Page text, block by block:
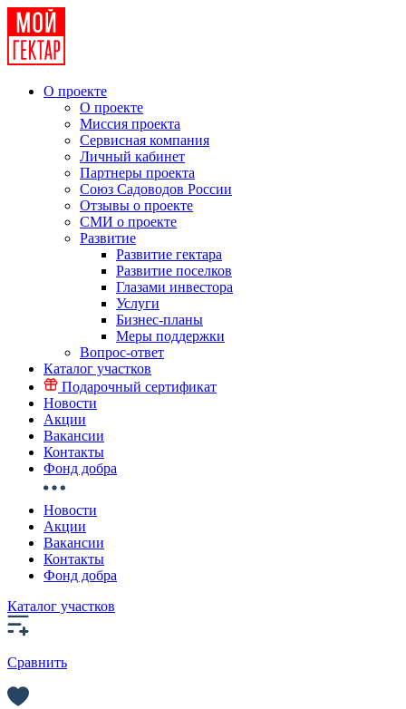
О проекте
О проекте
Миссия проекта
Сервисная компания
Личный кабинет
Партнеры проекта
Союз Садоводов России
Отзывы о проекте
СМИ о проекте
Развитие
Развитие гектара
Развитие поселков
Глазами инвестора
Услуги
Бизнес-планы
Меры поддержки
Вопрос-ответ
Каталог участков
Подарочный сертификат
Новости
Акции
Вакансии
Контакты
Фонд добра
Новости
Акции
Вакансии
Контакты
Фонд добра
Каталог участков
Сравнить